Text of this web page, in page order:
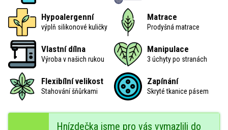
Hypoalergenní
výplň silikonové kuličky
Matrace
Prodyšná matrace
Vlastní dílna
Výroba v našich rukou
Manipulace
3 úchyty po stranách
Flexibílní velikost
Stahování šňůrkami
Zapínání
Skryté tkanice pásem
Hnízdečka jsme pro vás vymazlili do